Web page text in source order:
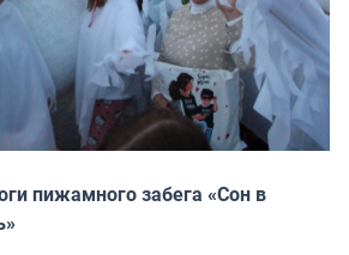
пижамного забега «Сон в